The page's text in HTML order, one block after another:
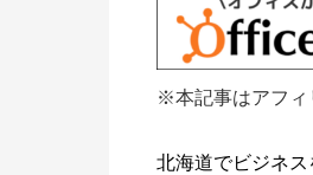
※本記事はアフィ
北海道でビジネ